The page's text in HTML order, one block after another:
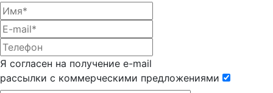
Я согласен на получение e-mail
рассылки с коммерческими предложениями